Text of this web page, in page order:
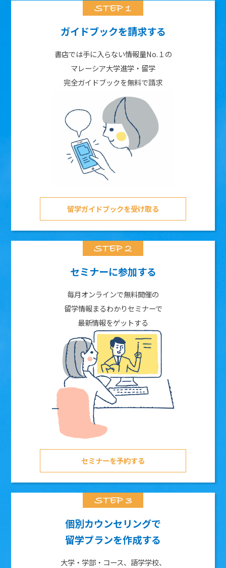
ガイドブックを請求する
書店では手に入らない情報量No.１の
マレーシア大学進学・留学
完全ガイドブックを無料で請求
留学ガイドブックを受け取る
セミナーに参加する
毎月オンラインで無料開催の
留学情報まるわかりセミナーで
最新情報をゲットする
セミナーを予約する
個別カウンセリングで
留学プランを作成する
大学・学部・コース、語学学校、